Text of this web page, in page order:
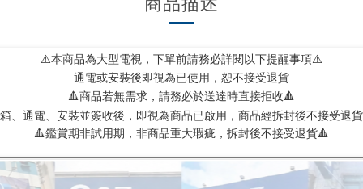
⚠️本商品為大型電視，下單前請務必詳閱以下提醒事項⚠️
通電或安裝後即視為已使用，恕不接受退貨
🔺商品若無需求 ，請務必於送達時直接拒收🔺
、通電、安裝並簽收後，即視為商品已啟用，商品經拆封後不接受退
🔺鑑賞期非試用期，非商品重大瑕疵，拆封後不接受退貨🔺